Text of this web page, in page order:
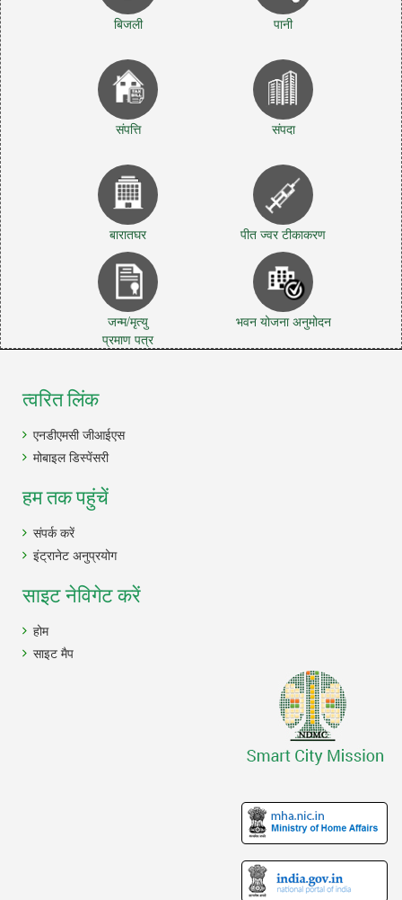
बिजली पानी
संपत्ति संपदा
बारातघर पीत ज्वर टीकाकरण
जन्म/मृत्यु
प्रमाण पत्र
भवन योजना अनुमोदन
त्वरित लिंक
एनडीएमसी जीआईएस
मोबाइल डिस्पेंसरी
हम तक पहुंचें
संपर्क करें
इंट्रानेट अनुप्रयोग
साइट नेविगेट करें
होम
साइट मैप